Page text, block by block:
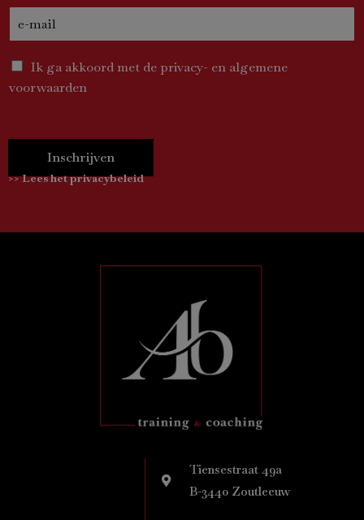
Ik ga akkoord met de privacy- en algemene
voorwaarden
Inschrijven
>> Lees het privacybeleid
Tiensestraat 49a
B-3440 Zoutleeuw